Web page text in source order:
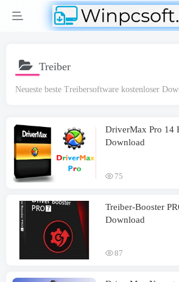
Treiber
Neueste beste Treibersoftware kostenloser
DriverMax Pro 14
Download
75
Treiber-Booster
Download
87